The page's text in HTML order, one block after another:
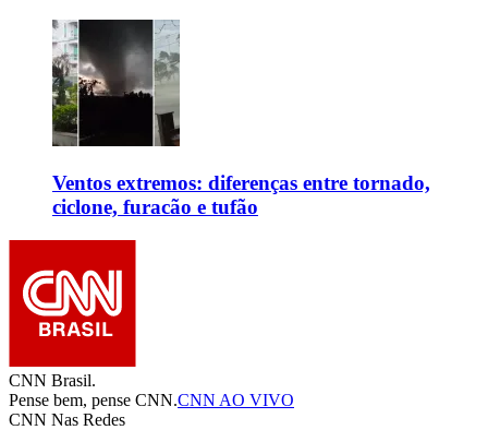
Ventos extremos: diferenças entre tornado,
ciclone, furacão e tufão
CNN Brasil.
Pense bem, pense CNN.CNN AO VIVO
CNN Nas Redes